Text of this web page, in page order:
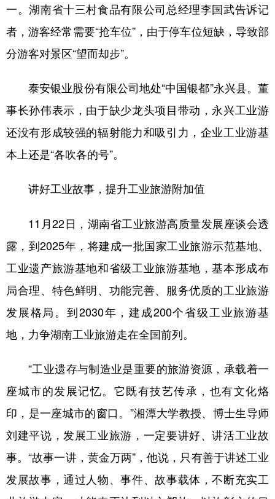
一。湖南省十三村食品有限公司总经理李国武告诉记
者，游客经常需要“抢车位”，由于停车位短缺，导致部
分游客对景区“望而却步”。
泰安银业股份有限公司地处“中国银都”永兴县。董
事长孙伟表示，由于缺少龙头项目带动，永兴工业游
还没有形成较强的辐射能力和吸引力，企业工业游基
本上还是“各吹各的号”。
讲好工业故事，提升工业旅游附加值
11月22日，湖南省工业旅游高质量发展座谈会透
露，到2025年，将建成一批国家工业旅游示范基地、
工业遗产旅游基地和省级工业旅游基地，基本形成布
局合理、特色鲜明、功能完善、服务优质的工业旅游
发展格局。到2030年，建成200个省级工业旅游基
地，力争湖南工业旅游走在全国前列。
“工业遗存与制造业是重要的旅游资源，承载着一
座城市的发展记忆。它既有技艺传承，也有文化烙
印，是一座城市的窗口。”湘潭大学教授、博士生导师
刘建平说，发展工业旅游，一定要讲好、讲活工业故
事。“故事一讲，黄金万两”，他说，只有善于讲述工业
发展故事，通过人物、事件、故事载体，不断充实工